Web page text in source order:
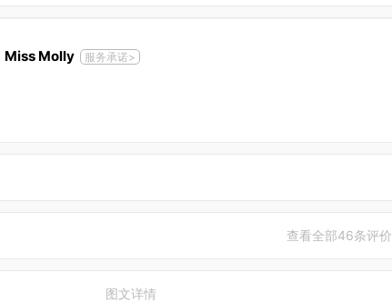
Miss Molly 服务承诺>
查看全部46条评价
图文详情